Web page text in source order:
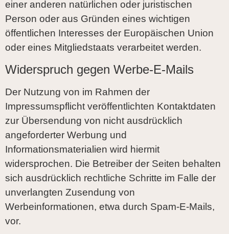
einer anderen natürlichen oder juristischen
Person oder aus Gründen eines wichtigen
öffentlichen Interesses der Europäischen Union
oder eines Mitgliedstaats verarbeitet werden.
Widerspruch gegen Werbe-E-Mails
Der Nutzung von im Rahmen der
Impressumspflicht veröffentlichten Kontaktdaten
zur Übersendung von nicht ausdrücklich
angeforderter Werbung und
Informationsmaterialien wird hiermit
widersprochen. Die Betreiber der Seiten behalten
sich ausdrücklich rechtliche Schritte im Falle der
unverlangten Zusendung von
Werbeinformationen, etwa durch Spam-E-Mails,
vor.